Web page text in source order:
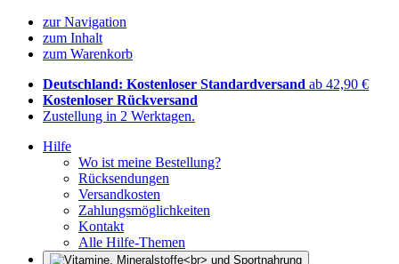
zur Navigation
zum Inhalt
zum Warenkorb
Deutschland: Kostenloser Standardversand ab 42,90 €
Kostenloser Rückversand
Zustellung in 2 Werktagen.
Hilfe
Wo ist meine Bestellung?
Rücksendungen
Versandkosten
Zahlungsmöglichkeiten
Kontakt
Alle Hilfe-Themen